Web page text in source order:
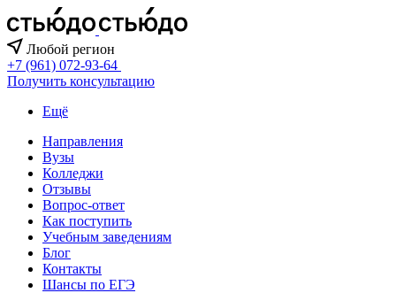
Любой регион
+7 (961) 072-93-64
Получить консультацию
Ещё
Направления
Вузы
Колледжи
Отзывы
Вопрос-ответ
Как поступить
Учебным заведениям
Блог
Контакты
Шансы по ЕГЭ